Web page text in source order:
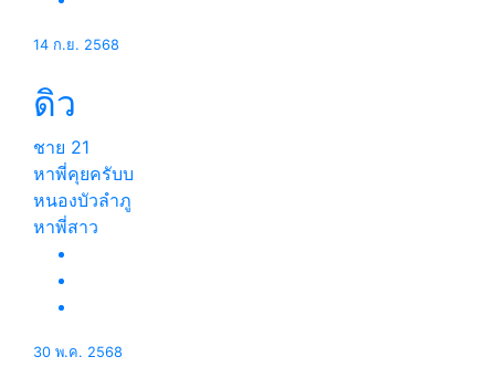
14 ก.ย. 2568
ดิว
ชาย 21
หาพี่คุยครับบ
หนองบัวลำภู
หาพี่สาว
30 พ.ค. 2568